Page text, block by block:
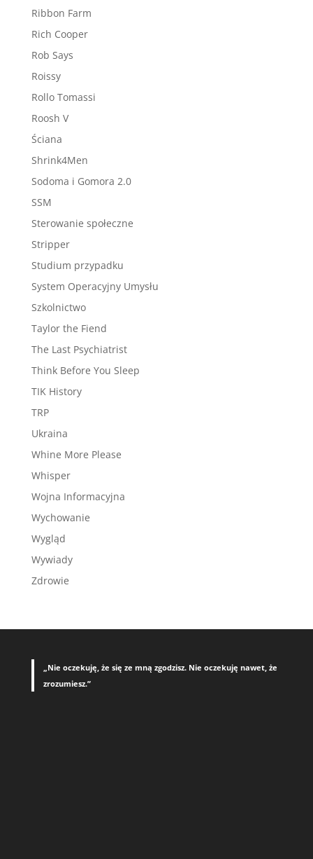
Ribbon Farm
Rich Cooper
Rob Says
Roissy
Rollo Tomassi
Roosh V
Ściana
Shrink4Men
Sodoma i Gomora 2.0
SSM
Sterowanie społeczne
Stripper
Studium przypadku
System Operacyjny Umysłu
Szkolnictwo
Taylor the Fiend
The Last Psychiatrist
Think Before You Sleep
TIK History
TRP
Ukraina
Whine More Please
Whisper
Wojna Informacyjna
Wychowanie
Wygląd
Wywiady
Zdrowie
„Nie oczekuję, że się ze mną zgodzisz. Nie oczekuję nawet, że
zrozumiesz.”